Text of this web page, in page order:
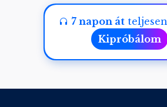
7 napon átteljesen
Kipróbálom